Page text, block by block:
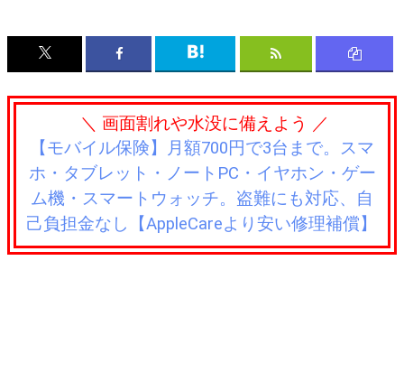
＼ 画面割れや水没に備えよう ／
【モバイル保険】月額700円で3台まで。スマ
ホ・タブレット・ノートPC・イヤホン・ゲー
ム機・スマートウォッチ。盗難にも対応、自
己負担金なし【AppleCareより安い修理補償】